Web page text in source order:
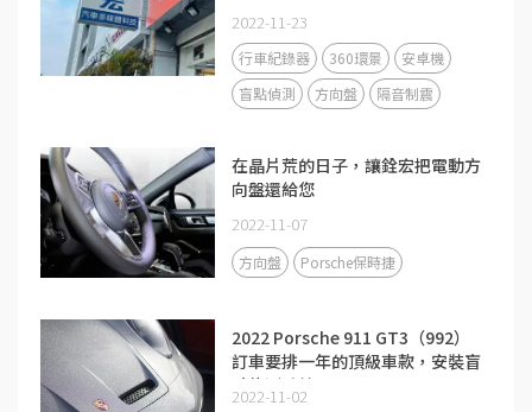
2022-11-23
行車紀錄器 360環景
安卓機
盲點偵測
方向盤 隔音制震
在晶片荒的日子，讓銓宏把電動方
向盤還給您
2022-11-07
方向盤 Porsche保時捷
2022 Porsche 911 GT3（992）
訂車要排一年的頂級車款，安裝盲
點偵測系統
2022-11-02